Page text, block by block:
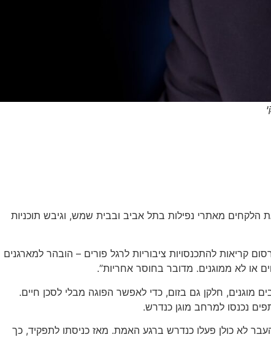
מאתרי נפילות בתל אביב ובבית שמש, וגיבש תוכניות
לדבריו, עם פרסום קריאות להתכנסויות ציבוריות לרגל פורים – הובהר למארגנים
או לא ממוגנים. מדובר בחוסר אחריות”.
מוגנים, חלקן גם בזום, כדי לאפשר הפוגה מבלי לסכן חיים.
נכנסו למרחב מוגן כנדרש.
לא כולן פעלו כנדרש ברגע האמת. מאז כניסתו לתפקיד, כך